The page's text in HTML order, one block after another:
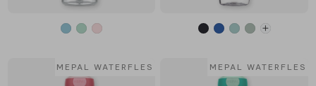
MEPAL WATERFLES MEPAL WATERFLES